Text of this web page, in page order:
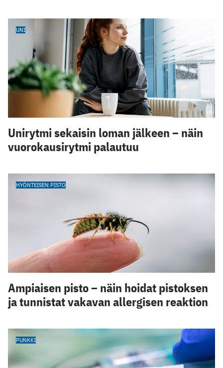
UNI
Unirytmi sekaisin loman jälkeen – näin
vuorokausirytmi palautuu
HYÖNTEISEN PISTO
Ampiaisen pisto – näin hoidat pistoksen
ja tunnistat vakavan allergisen reaktion
PUNKKI